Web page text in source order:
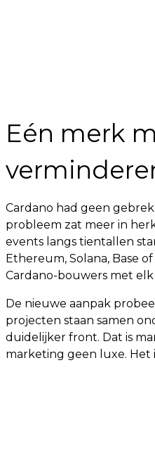
Eén merk
Cardano had geen
probleem zat meer in
events langs tientallen
Ethereum, Solana, Base
Cardano-bouwers met
De nieuwe aanpak
projecten staan samen
duidelijker front. Dat is
marketing geen luxe. Het